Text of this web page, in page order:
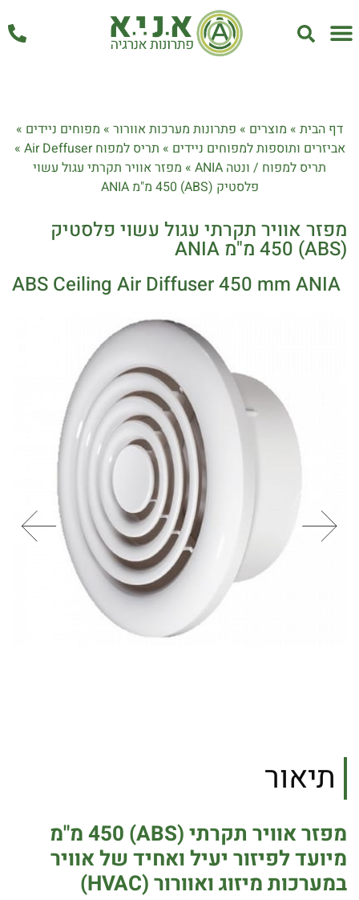
דף הבית » מוצרים » פתרונות מערכות אוורור » מפוחים ניידים »
אביזרים ותוספות למפוחים ניידים » תריס למפוח Air Deffuser
»
תריס למפוח / ונטה ANIA
» מפזר אוויר תקרתי עגול עשוי
פלסטיק (ABS) 450 מ"מ ANIA
מפזר אוויר תקרתי עגול עשוי פלסטיק
(ABS) 450 מ"מ ANIA
ABS Ceiling Air Diffuser 450 mm ANIA
תיאור
מפזר אוויר תקרתי (ABS
)
450מ"מ
מיועד לפיזור יעיל ואחיד של אוויר
במערכות מיזוג ואוורור(HVAC)